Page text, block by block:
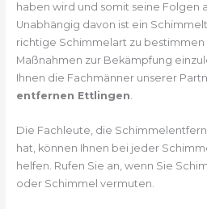
haben wird und somit seine Folgen
Unabhängig davon ist ein
richtige Schimmelart zu
Maßnahmen zur Bekämpfung
Ihnen die Fachmänner unserer
entfernen Ettlingen.
Die Fachleute, die
hat, können Ihnen bei jeder
helfen. Rufen Sie an, wenn Sie
oder Schimmel vermuten.